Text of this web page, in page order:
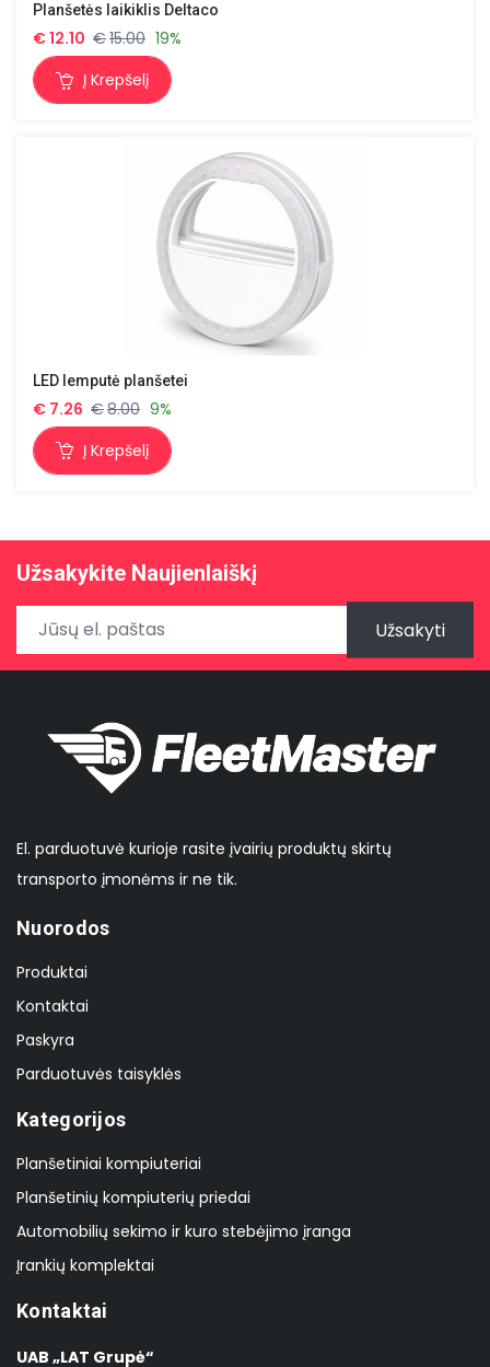
Planšetės laikiklis Deltaco
€12.10 €15.00 19%
Į Krepšelį
LED lemputė planšetei
€ 7.26 €8.00 9%
Į Krepšelį
Užsakykite Naujienlaiškį
Užsakyti
El. parduotuvė kurioje rasite įvairių produktų skirtų
transporto įmonėms ir ne tik.
Nuorodos
Produktai
Kontaktai
Paskyra
Parduotuvės taisyklės
Kategorijos
Planšetiniai kompiuteriai
Planšetinių kompiuterių priedai
Automobilių sekimo ir kuro stebėjimo įranga
Įrankių komplektai
Kontaktai
UAB „LAT Grupė“